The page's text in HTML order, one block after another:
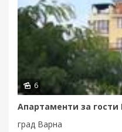
6
Апартаменти за
град Варна